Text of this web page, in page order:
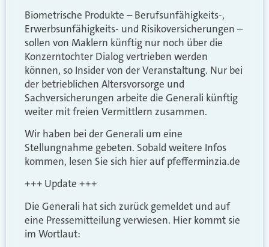
Biometrische Produkte – Berufsunfähigkeits-,
Erwerbsunfähigkeits- und Risikoversicherungen –
sollen von Maklern künftig nur noch über die
Konzerntochter Dialog vertrieben werden
können, so Insider von der Veranstaltung. Nur bei
der betrieblichen Altersvorsorge und
Sachversicherungen arbeite die Generali künftig
weiter mit freien Vermittlern zusammen.
Wir haben bei der Generali um eine
Stellungnahme gebeten. Sobald weitere Infos
kommen, lesen Sie sich hier auf pfefferminzia.de
+++ Update +++
Die Generali hat sich zurück gemeldet und auf
eine Pressemitteilung verwiesen. Hier kommt sie
im Wortlaut: